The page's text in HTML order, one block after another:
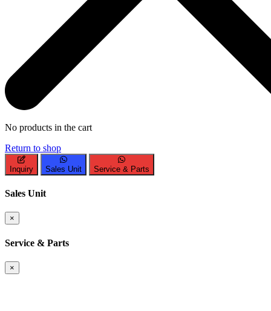
No products in the cart
Return to shop
Inquiry Sales Unit Service & Parts
Sales Unit
×
Service & Parts
×